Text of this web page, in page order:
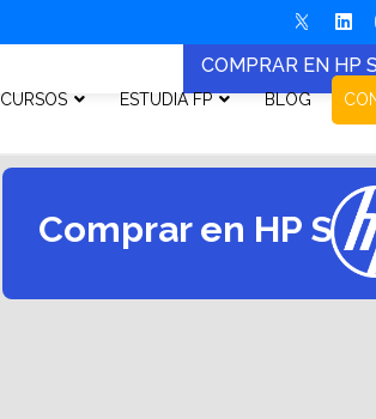
CURSOS ESTUDIA FP BLOG
COMPRAR EN HP
Comprar en HP